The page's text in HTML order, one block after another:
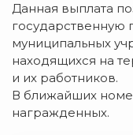
Данная выплата
государственную
муниципальных
находящихся на
и их работников.
В ближайших
награжденных.